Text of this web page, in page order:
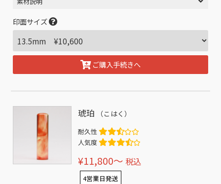
印面サイズ
ご購入手続きへ
琥珀 （こはく）
耐久性
人気度
¥11,800〜 税込
4営業日発送